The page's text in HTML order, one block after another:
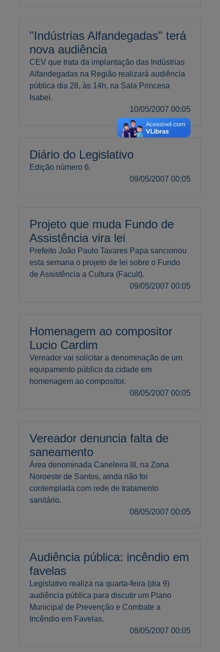
"Indústrias Alfandegadas" terá
nova audiência
CEV que trata da implantação das Indústrias
Alfandegadas na Região realizará audiência
pública dia 28, às 14h, na Sala Princesa
Isabel.
10/05/2007 00:05
Diário do Legislativo
Edição número 6.
09/05/2007 00:05
Projeto que muda Fundo de
Assistência vira lei
Prefeito João Paulo Tavares Papa sancionou
esta semana o projeto de lei sobre o Fundo
de Assistência a Cultura (Facult).
09/05/2007 00:05
Homenagem ao compositor
Lucio Cardim
Vereador vai solicitar a denominação de um
equipamento público da cidade em
homenagem ao compositor.
08/05/2007 00:05
Vereador denuncia falta de
saneamento
Área denominada Caneleira III, na Zona
Noroeste de Santos, ainda não foi
contemplada com rede de tratamento
sanitário.
08/05/2007 00:05
Audiência pública: incêndio em
favelas
Legislativo realiza na quarta-feira (dia 9)
audiência pública para discutir um Plano
Municipal de Prevenção e Combate a
Incêndio em Favelas.
08/05/2007 00:05